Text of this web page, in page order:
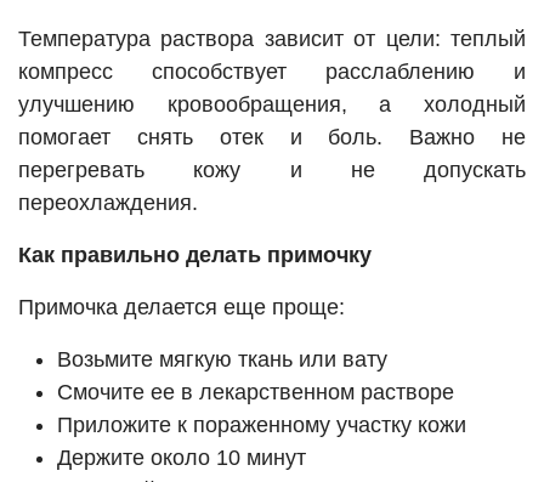
Температура раствора зависит от цели: теплый
компресс способствует расслаблению и
улучшению кровообращения, а холодный
помогает снять отек и боль. Важно не
перегревать кожу и не допускать
переохлаждения.
Как правильно делать примочку
Примочка делается еще проще:
Возьмите мягкую ткань или вату
Смочите ее в лекарственном растворе
Приложите к пораженному участку кожи
Держите около 10 минут